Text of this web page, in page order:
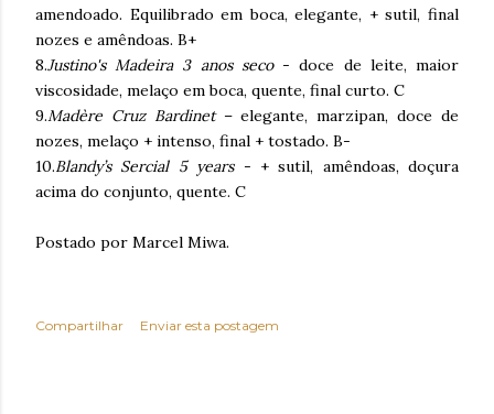
amendoado. Equilibrado em boca, elegante, + sutil, final
nozes e amêndoas. B+
8.Justino's Madeira 3 anos seco- doce de leite, maior
viscosidade, melaço em boca, quente, final curto. C
9.Madère Cruz Bardinet – elegante, marzipan, doce de
nozes, melaço + intenso, final + tostado. B-
10.Blandy’s Sercial 5 years- + sutil, amêndoas, doçura
acima do conjunto, quente. C
Postado por Marcel Miwa.
Compartilhar Enviar esta postagem